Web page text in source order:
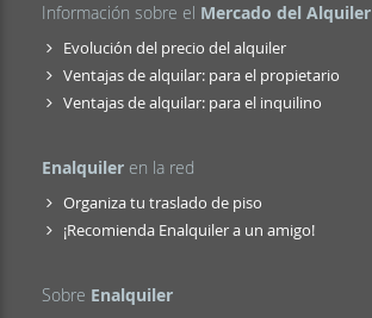
Información sobre el Mercado del Alquiler
Evolución del precio del alquiler
Ventajas de alquilar: para el propietario
Ventajas de alquilar: para el inquilino
Enalquiler en la red
Organiza tu traslado de piso
¡Recomienda Enalquiler a un amigo!
Sobre Enalquiler